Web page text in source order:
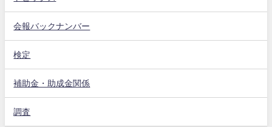
会報バックナンバー
検定
補助金・助成金関係
調査